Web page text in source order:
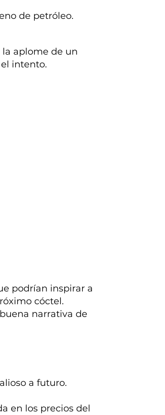
podrían inspirar a
cóctel.
narrativa de
a futuro.
en los precios del
de petróleo.
aplome de un
intento.